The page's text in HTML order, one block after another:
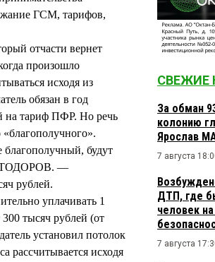
ГСМ, тарифов,
отчасти вернет
произошло
исходя из
обязан в год
на тариф ПФР. Но речь
благополучный, будут
ТОДОРОВ. —
рублей.
уплачивать 1
тысяч рублей (от
установил потолок
рассчитывается исходя
СВЕЖИЕ
За обман
колонию
Ярослав
7 августа
ДТП, где
человек
7 августа